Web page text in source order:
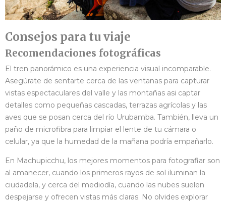
Consejos para tu viaje
Recomendaciones fotográficas
El tren panorámico es una experiencia visual incomparable.
Asegúrate de sentarte cerca de las ventanas para capturar
vistas espectaculares del valle y las montañas asi captar
detalles como pequeñas cascadas, terrazas agrícolas y las
aves que se posan cerca del río Urubamba. También, lleva un
paño de microfibra para limpiar el lente de tu cámara o
celular, ya que la humedad de la mañana podría empañarlo.
En Machupicchu, los mejores momentos para fotografiar son
al amanecer, cuando los primeros rayos de sol iluminan la
ciudadela, y cerca del mediodía, cuando las nubes suelen
despejarse y ofrecen vistas más claras. No olvides explorar